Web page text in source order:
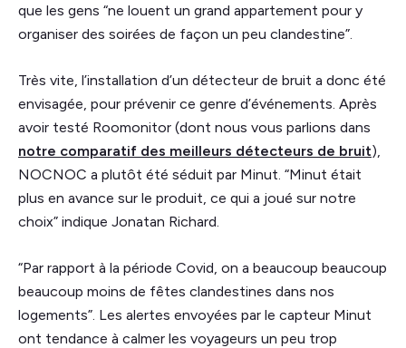
que les gens “ne louent un grand appartement pour y
organiser des soirées de façon un peu clandestine”.
Très vite, l’installation d’un détecteur de bruit a donc été
envisagée, pour prévenir ce genre d’événements. Après
avoir testé Roomonitor (dont nous vous parlions dans
notre comparatif des meilleurs détecteurs de bruit),
NOCNOC a plutôt été séduit par Minut. “Minut était
plus en avance sur le produit, ce qui a joué sur notre
choix” indique Jonatan Richard.
“Par rapport à la période Covid, on a beaucoup beaucoup
beaucoup moins de fêtes clandestines dans nos
logements”. Les alertes envoyées par le capteur Minut
ont tendance à calmer les voyageurs un peu trop